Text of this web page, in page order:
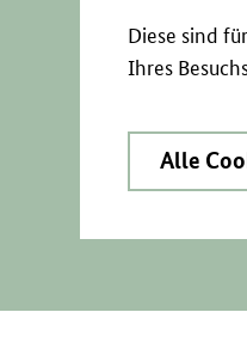
Diese sind
Ihres
Alle